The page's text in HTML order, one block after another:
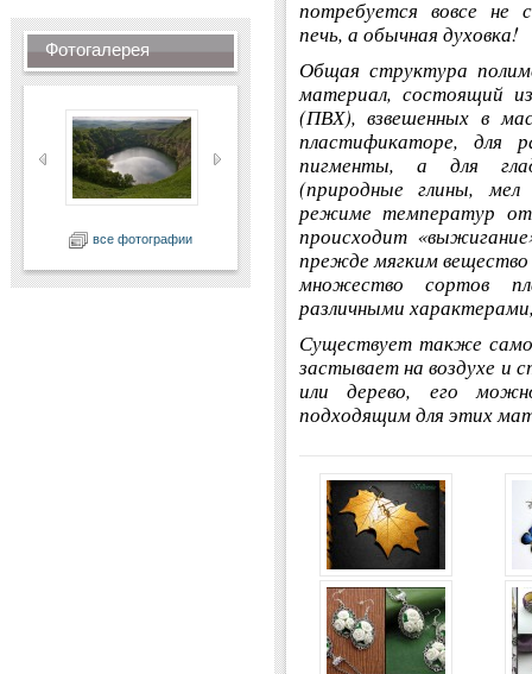
Фотогалерея
все фотографии
потребуется вовсе не
печь, а обычная духовка!
Общая структура
материал, состоящий
(ПВХ), взвешенных в
пластификаторе, для
пигменты, а для
(природные глины,
режиме температур
происходит
прежде мягким
множество сортов
различными
Существует также
застывает на воздухе и
или дерево, его
подходящим для этих